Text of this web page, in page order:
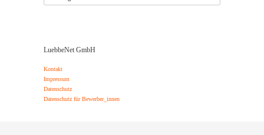
LuebbeNet GmbH
Kontakt
Impressum
Datenschutz
Datenschutz für Bewerber_innen